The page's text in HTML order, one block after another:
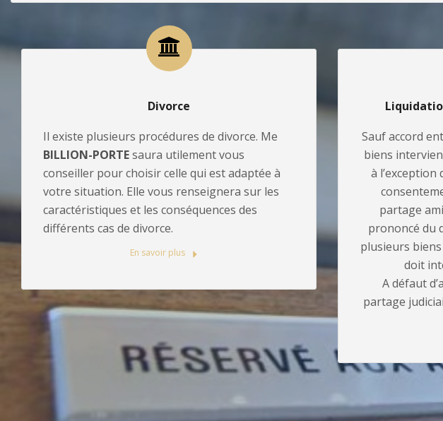
Divorce
Il existe plusieurs procédures de divorce. Me
BILLION-PORTEsaura utilement vous
conseiller pour choisir celle qui est adaptée à
votre situation. Elle vous renseignera sur les
caractéristiques et les conséquences des
différents cas de divorce.
En savoir plus
Sauf accord
biens
à
partage
prononcé du
plusieurs
doit
A défaut
partage